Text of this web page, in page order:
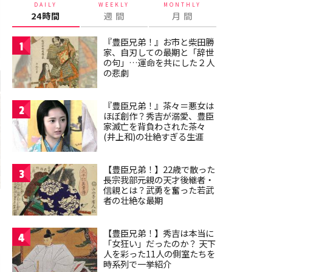
DAILY
24時間
WEEKLY
週 間
MONTHLY
月 間
1
『豊臣兄弟！』お市と柴田勝
家、自刃しての最期と「辞世
の句」…運命を共にした２人
の悲劇
2
『豊臣兄弟！』茶々＝悪女は
ほぼ創作？秀吉が溺愛、豊臣
家滅亡を背負わされた茶々
(井上和)の壮絶すぎる生涯
3
【豊臣兄弟！】22歳で散った
長宗我部元親の天才後継者・
信親とは？武勇を奮った若武
者の壮絶な最期
4
【豊臣兄弟！】秀吉は本当に
「女狂い」だったのか？ 天下
人を彩った11人の側室たちを
時系列で一挙紹介